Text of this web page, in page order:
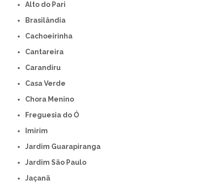
Alto do Pari
Brasilândia
Cachoeirinha
Cantareira
Carandiru
Casa Verde
Chora Menino
Freguesia do Ó
Imirim
Jardim Guarapiranga
Jardim São Paulo
Jaçanã